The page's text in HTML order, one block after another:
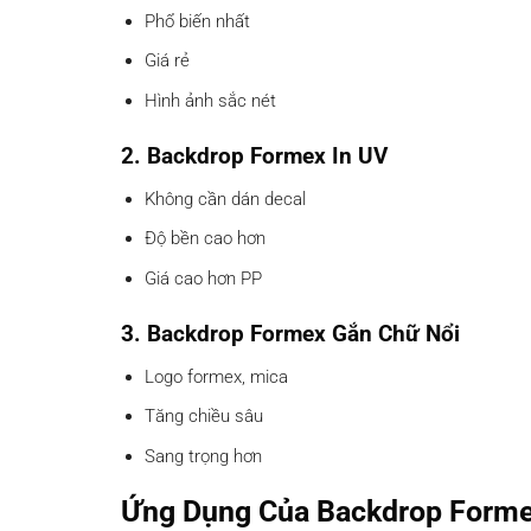
Phổ biến nhất
Giá rẻ
Hình ảnh sắc nét
2. Backdrop Formex In UV
Không cần dán decal
Độ bền cao hơn
Giá cao hơn PP
3. Backdrop Formex Gắn Chữ Nổi
Logo formex, mica
Tăng chiều sâu
Sang trọng hơn
Ứng Dụng Của Backdrop